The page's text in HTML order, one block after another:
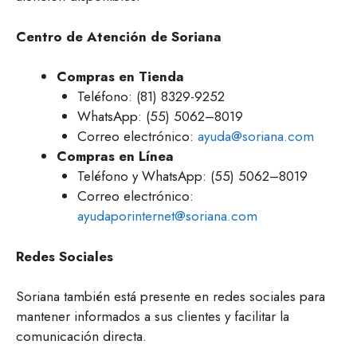
Centro de Atención de Soriana
Compras en Tienda
Teléfono: (81) 8329-9252
WhatsApp: (55) 5062–8019
Correo electrónico: ayuda@soriana.com
Compras en Línea
Teléfono y WhatsApp: (55) 5062–8019
Correo electrónico:
ayudaporinternet@soriana.com
Redes Sociales
Soriana también está presente en redes sociales para
mantener informados a sus clientes y facilitar la
comunicación directa.